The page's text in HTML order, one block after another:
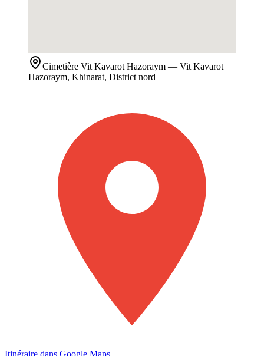
Cimetière Vit Kavarot Hazoraym — Vit Kavarot
Hazoraym, Khinarat, District nord